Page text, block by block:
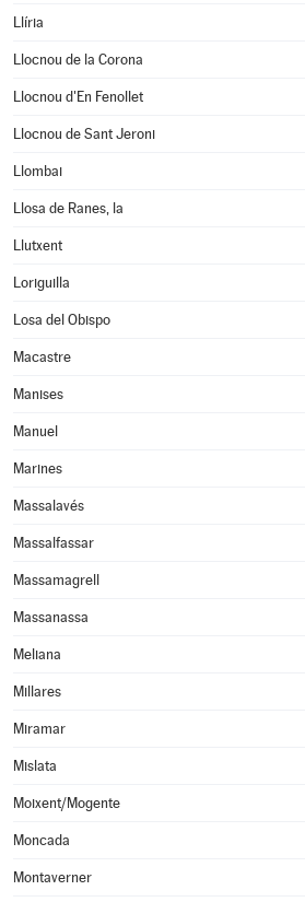
Llíria
Llocnou de la Corona
Llocnou d'En Fenollet
Llocnou de Sant Jeroni
Llombai
Llosa de Ranes, la
Llutxent
Loriguilla
Losa del Obispo
Macastre
Manises
Manuel
Marines
Massalavés
Massalfassar
Massamagrell
Massanassa
Meliana
Millares
Miramar
Mislata
Moixent/Mogente
Moncada
Montaverner